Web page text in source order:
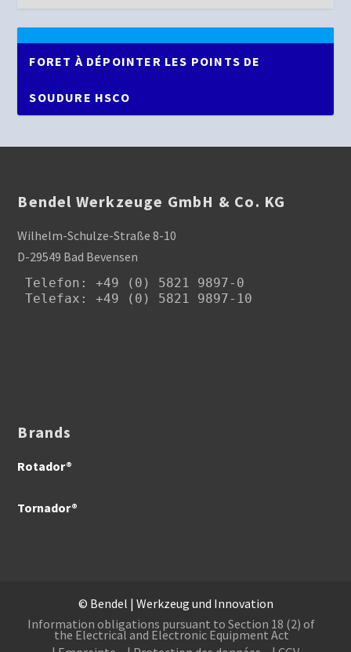
FORET À DÉPOINTER LES POINTS DE
SOUDURE HSCO
Bendel Werkzeuge GmbH & Co. KG
Wilhelm-Schulze-Straße 8-10
D-29549 Bad Bevensen
Telefon : +49 (0) 5821 9897-0
Telefax: +49 (0) 5821 9897-10
Brands
Rotador®
Tornador®
© Bendel | Werkzeug und Innovation
Information obligations pursuant to Section 18 (2) of
the Electrical and Electronic Equipment Act